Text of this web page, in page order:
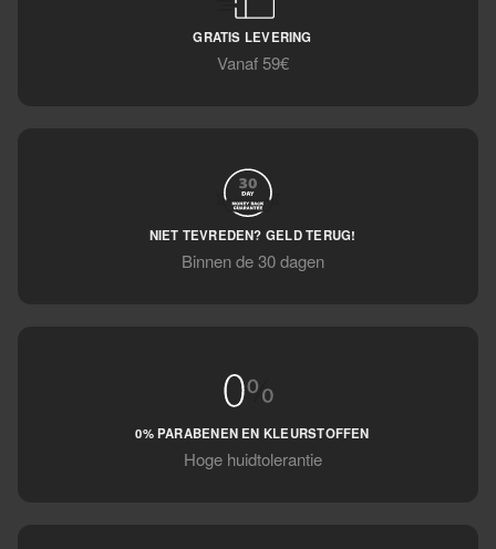
GRATIS LEVERING
Vanaf 59€
NIET TEVREDEN? GELD TERUG!
Binnen de 30 dagen
0% PARABENEN EN KLEURSTOFFEN
Hoge huidtolerantie